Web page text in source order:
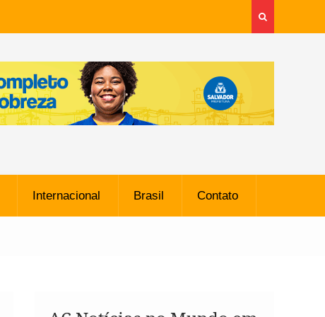
Internacional Brasil Contato